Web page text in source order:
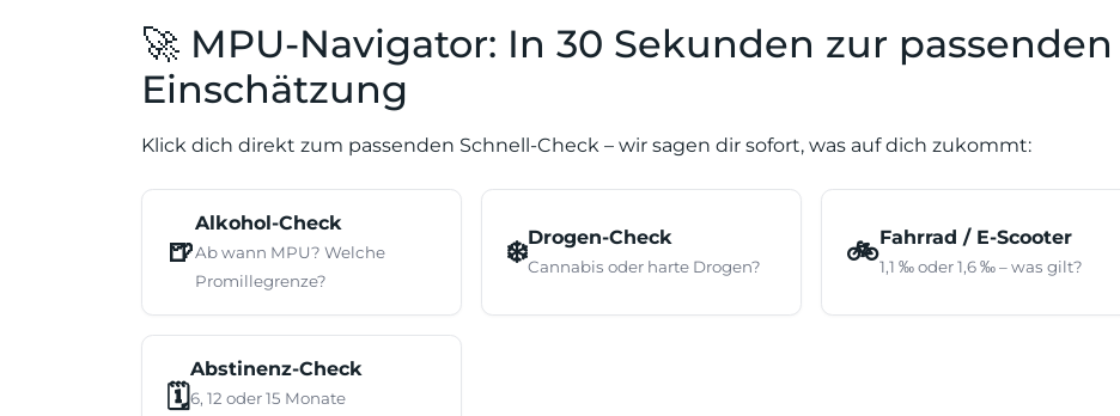
🚀 MPU-Navigator: In 30 Sekunden zur passenden
Einschätzung
Klick dich direkt zum passenden Schnell-Check – wir sagen dir sofort, was auf dich zukommt:
🍺
Alkohol-Check
Ab wann MPU? Welche
Promillegrenze?
❄️Drogen-Check
Cannabis oder harte Drogen? 🚲Fahrrad / E-Scooter
1,1 ‰ oder 1,6 ‰ – was gilt?
🗓️
Abstinenz-Check
6, 12 oder 15 Monate